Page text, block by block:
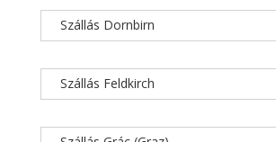
Szállás Dornbirn
Szállás Feldkirch